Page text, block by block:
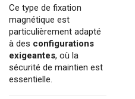
Ce type de fixation
magnétique est
particulièrement adapté
à des configurations
exigeantes, où la
sécurité de maintien est
essentielle.